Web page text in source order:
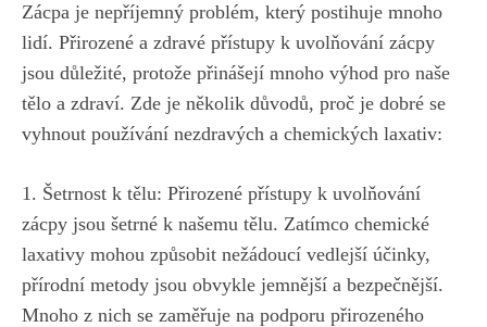
Zácpa je nepříjemný problém, který postihuje mnoho
lidí. Přirozené a zdravé přístupy k uvolňování zácpy
jsou důležité, protože přinášejí mnoho výhod pro naše
tělo a zdraví. Zde je několik důvodů, proč je dobré se
vyhnout používání nezdravých a chemických laxativ:
1. Šetrnost k tělu: Přirozené přístupy k uvolňování
zácpy jsou šetrné k našemu tělu. Zatímco chemické
laxativy mohou způsobit nežádoucí vedlejší účinky,
přírodní metody jsou obvykle jemnější a bezpečnější.
Mnoho z nich se zaměřuje na podporu přirozeného